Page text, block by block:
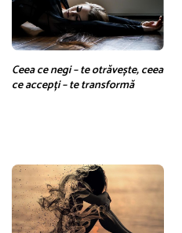
Ceea ce negi – te otrăvește, ceea
ce accepți – te transformă